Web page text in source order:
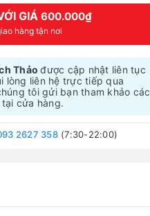
GIÁ 600.000₫
hàng tận nơi
Thảođược cập nhật liên tục
lòng liên hệ trực tiếp qua
tôi gửi bạn tham khảo các
cửa hàng.
2627 358(7:30-22:00)